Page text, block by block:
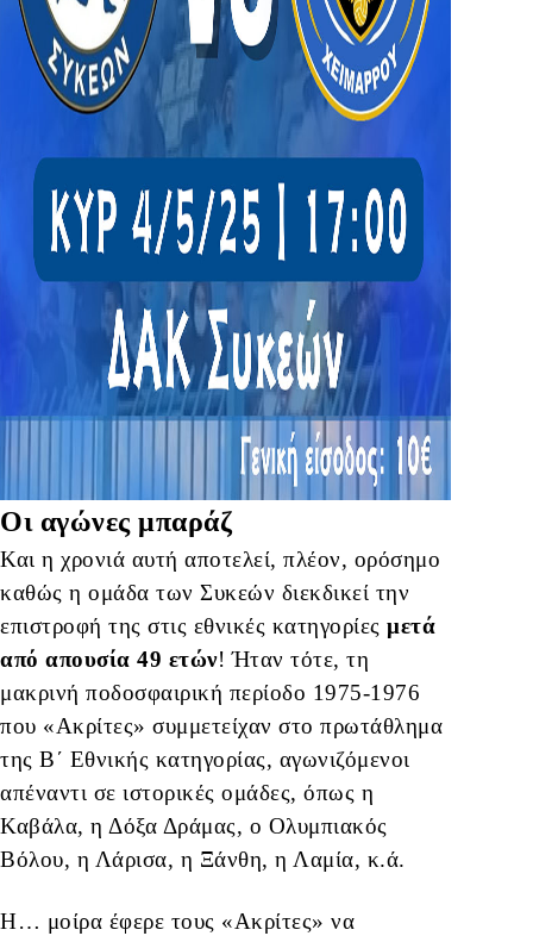
Οι αγώνες μπαράζ
Και η χρονιά αυτή αποτελεί, πλέον, ορόσημο
καθώς η ομάδα των Συκεών διεκδικεί την
επιστροφή της στις εθνικές κατηγορίες μετά
από απουσία 49 ετών! Ήταν τότε, τη
μακρινή ποδοσφαιρική περίοδο 1975-1976
που «Ακρίτες» συμμετείχαν στο πρωτάθλημα
της Β΄ Εθνικής κατηγορίας, αγωνιζόμενοι
απέναντι σε ιστορικές ομάδες, όπως η
Καβάλα, η Δόξα Δράμας, ο Ολυμπιακός
Βόλου, η Λάρισα, η Ξάνθη, η Λαμία, κ.ά.
Η… μοίρα έφερε τους «Ακρίτες» να